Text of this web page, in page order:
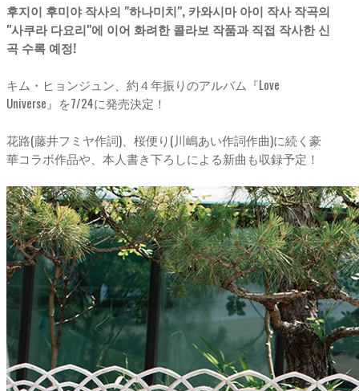
후지이 후미야 작사의 "하나미치", 카와시마 아이 작사 작곡의
"사쿠라 다요리"에 이어 화려한 콜라보 작품과 직접 작사한 신
곡 수록 예정!
キム・ヒョンジュン、約４年振りのアルバム『Love
Universe』を7/24に発売決定！
花路(藤井フミヤ作詞)、桜便り(川嶋あい作詞作曲)に続く豪
華コラボ作品や、本人書き下ろしによる新曲も収録予定！